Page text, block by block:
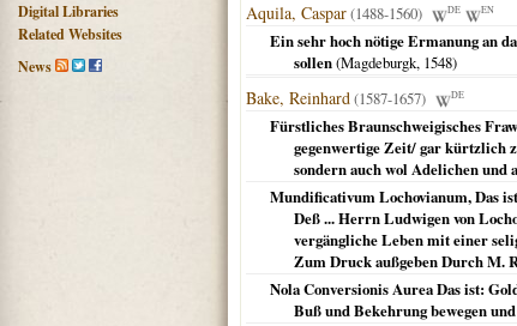
Digital Libraries
Related Websites
News
Aquila, Caspar(1488-1560) DE EN
Ein sehr hoch nötige Ermanung an
sollen(Magdeburgk, 1548)
Bake, Reinhard(1587-1657) DE
Fürstliches Braunschweigisches
gegenwertige Zeit/ gar kürtzlich
sondern auch wol Adelichen
Mundificativum Lochovianum, Das
Deß ... Herrn Ludwigen von
vergängliche Leben mit einer
Zum Druck außgeben Durch M.
Nola Conversionis Aurea Das ist:
Buß und Bekehrung bewegen